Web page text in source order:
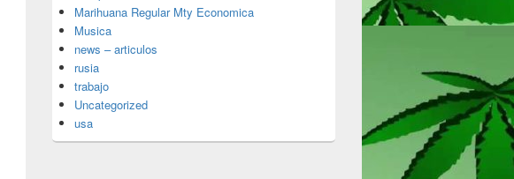
Marihuana Regular Mty Economica
Musica
news – articulos
rusia
trabajo
Uncategorized
usa